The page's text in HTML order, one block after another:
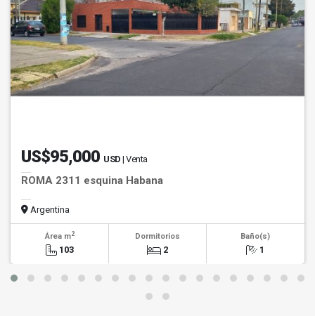
US$95,000 USD | Venta
ROMA 2311 esquina Habana
Argentina
Área m2
103
Dormitorios
2
Baño(s)
1